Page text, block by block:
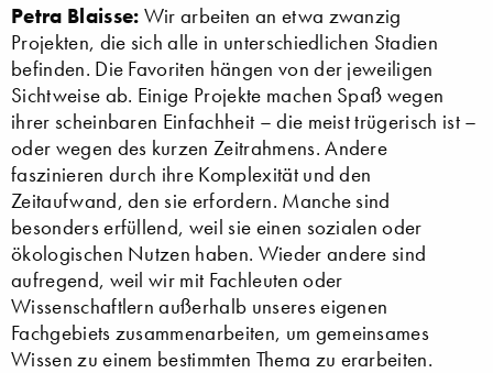
Petra Blaisse: Wir arbeiten an etwa zwanzig
Projekten, die sich alle in unterschiedlichen Stadien
befinden. Die Favoriten hängen von der jeweiligen
Sichtweise ab. Einige Projekte machen Spaß wegen
ihrer scheinbaren Einfachheit – die meist trügerisch ist –
oder wegen des kurzen Zeitrahmens. Andere
faszinieren durch ihre Komplexität und den
Zeitaufwand, den sie erfordern. Manche sind
besonders erfüllend, weil sie einen sozialen oder
ökologischen Nutzen haben. Wieder andere sind
aufregend, weil wir mit Fachleuten oder
Wissenschaftlern außerhalb unseres eigenen
Fachgebiets zusammenarbeiten, um gemeinsames
Wissen zu einem bestimmten Thema zu erarbeiten.